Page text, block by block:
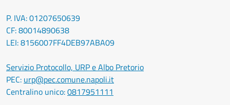
P. IVA: 01207650639
CF: 80014890638
LEI: 8156007FF4DEB97ABA09
Servizio Protocollo, URP e Albo Pretorio
PEC: urp@pec.comune.napoli.it
Centralino unico:0817951111